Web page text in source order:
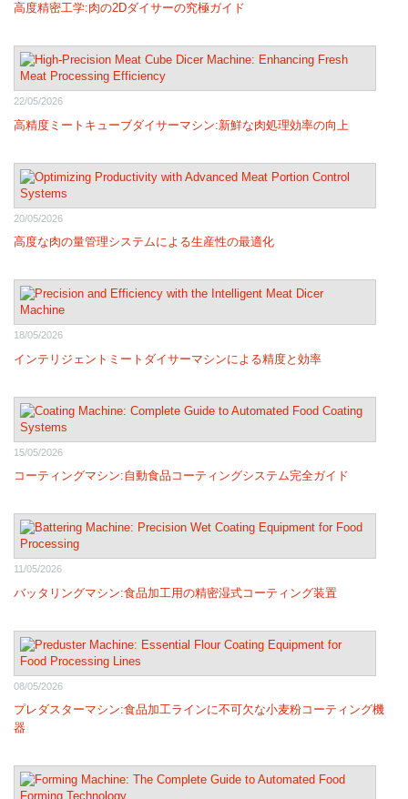
高度精密工学:肉の2Dダイサーの究極ガイド
22/05/2026
高精度ミートキューブダイサーマシン:新鮮な肉処理効率の向上
20/05/2026
高度な肉の量管理システムによる生産性の最適化
18/05/2026
インテリジェントミートダイサーマシンによる精度と効率
15/05/2026
コーティングマシン:自動食品コーティングシステム完全ガイド
11/05/2026
バッタリングマシン:食品加工用の精密湿式コーティング装置
08/05/2026
プレダスターマシン:食品加工ラインに不可欠な小麦粉コーティング機
器